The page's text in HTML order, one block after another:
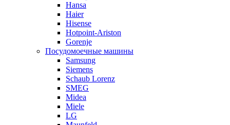
Hansa
Haier
Hisense
Hotpoint-Ariston
Gorenje
Посудомоечные машины
Samsung
Siemens
Schaub Lorenz
SMEG
Midea
Miele
LG